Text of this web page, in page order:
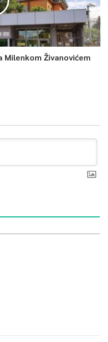
Milenkom Živanovićem